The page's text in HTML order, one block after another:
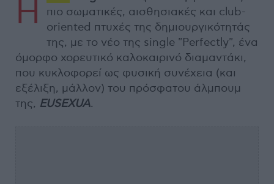
Η
πιο σωματικές, αισθησιακές και club-
oriented πτυχές της δημιουργικότητάς
της, με το νέο της single "Perfectly", ένα
όμορφο χορευτικό καλοκαιρινό διαμαντάκι,
που κυκλοφορεί ως φυσική συνέχεια (και
εξέλιξη, μάλλον) του πρόσφατου άλμπουμ
της, EUSEXUA.